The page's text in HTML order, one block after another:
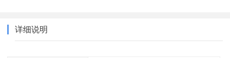
详细说明